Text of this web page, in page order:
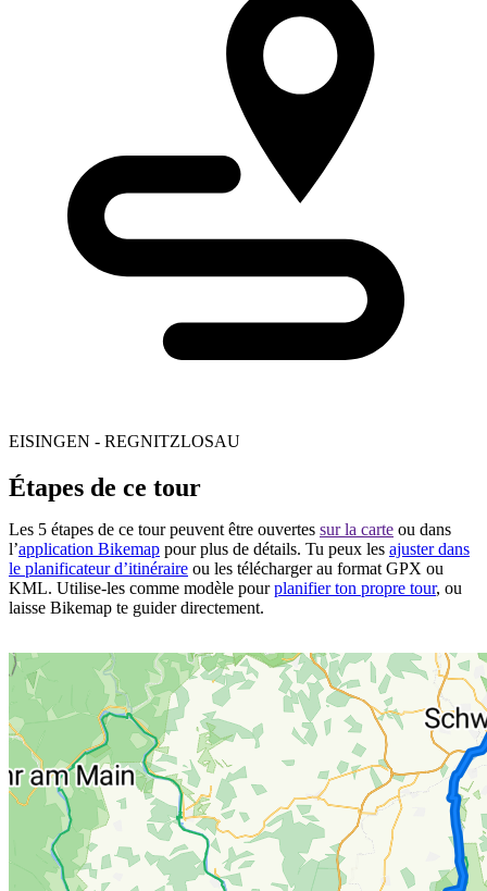
EISINGEN - REGNITZLOSAU
Étapes de ce tour
Les 5 étapes de ce tour peuvent être ouvertes sur la carte ou dans
l’application Bikemap pour plus de détails. Tu peux les ajuster dans
le planificateur d’itinéraire ou les télécharger au format GPX ou
KML. Utilise-les comme modèle pourplanifier ton propre tour, ou
laisse Bikemap te guider directement.